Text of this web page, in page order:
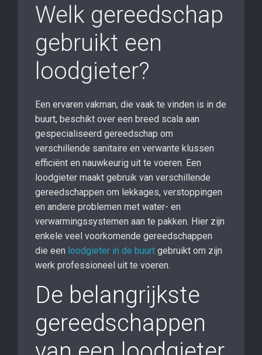
Welk gereedschap
gebruikt een
loodgieter?
Een ervaren vakman, die vaak te vinden is in de
buurt, beschikt over een breed scala aan
gespecialiseerd gereedschap om
verschillende sanitaire en verwante klussen
efficiënt en nauwkeurig uit te voeren. Een
loodgieter maakt gebruik van verschillende
gereedschappen om lekkages, verstoppingen
en andere problemen met water- en
verwarmingssystemen aan te pakken. Hier zijn
enkele veel voorkomende gereedschappen
die een loodgieter in de buurt gebruikt om zijn
werk professioneel uit te voeren.
De belangrijkste
gereedschappen